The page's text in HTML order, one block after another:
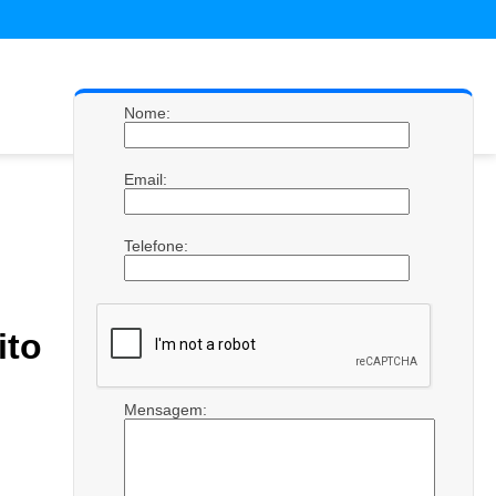
Nome:
Email:
Telefone:
Mensagem: